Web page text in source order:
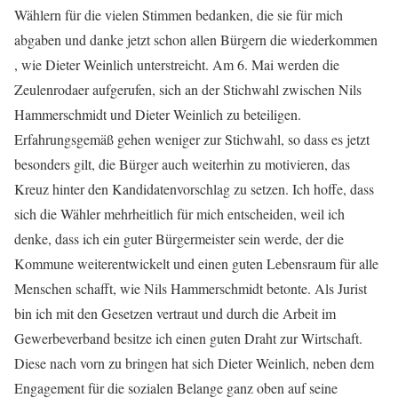
Wählern für die vielen Stimmen bedanken, die sie für mich
abgaben und danke jetzt schon allen Bürgern die wiederkommen
, wie Dieter Weinlich unterstreicht. Am 6. Mai werden die
Zeulenrodaer aufgerufen, sich an der Stichwahl zwischen Nils
Hammerschmidt und Dieter Weinlich zu beteiligen.
Erfahrungsgemäß gehen weniger zur Stichwahl, so dass es jetzt
besonders gilt, die Bürger auch weiterhin zu motivieren, das
Kreuz hinter den Kandidatenvorschlag zu setzen. Ich hoffe, dass
sich die Wähler mehrheitlich für mich entscheiden, weil ich
denke, dass ich ein guter Bürgermeister sein werde, der die
Kommune weiterentwickelt und einen guten Lebensraum für alle
Menschen schafft, wie Nils Hammerschmidt betonte. Als Jurist
bin ich mit den Gesetzen vertraut und durch die Arbeit im
Gewerbeverband besitze ich einen guten Draht zur Wirtschaft.
Diese nach vorn zu bringen hat sich Dieter Weinlich, neben dem
Engagement für die sozialen Belange ganz oben auf seine